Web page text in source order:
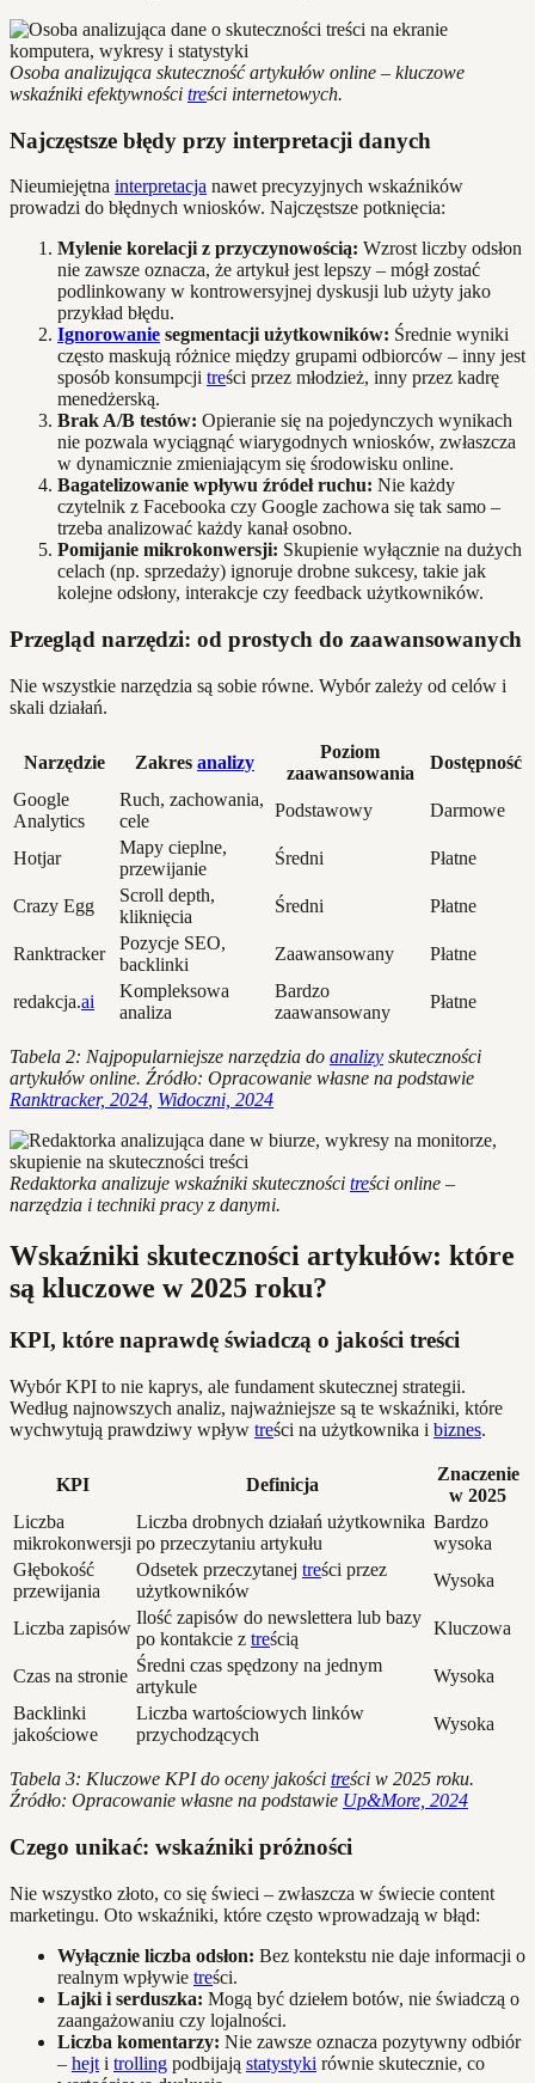
Osoba analizująca skuteczność artykułów online – kluczowe
wskaźniki efektywności treści internetowych.
Najczęstsze błędy przy interpretacji danych
Nieumiejętna interpretacja nawet precyzyjnych wskaźników
prowadzi do błędnych wniosków. Najczęstsze potknięcia:
Mylenie korelacji z przyczynowością: Wzrost liczby odsłon
nie zawsze oznacza, że artykuł jest lepszy – mógł zostać
podlinkowany w kontrowersyjnej dyskusji lub użyty jako
przykład błędu.
Ignorowanie segmentacji użytkowników: Średnie wyniki
często maskują różnice między grupami odbiorców – inny jest
sposób konsumpcji treści przez młodzież, inny przez kadrę
menedżerską.
Brak A/B testów: Opieranie się na pojedynczych wynikach
nie pozwala wyciągnąć wiarygodnych wniosków, zwłaszcza
w dynamicznie zmieniającym się środowisku online.
Bagatelizowanie wpływu źródeł ruchu: Nie każdy
czytelnik z Facebooka czy Google zachowa się tak samo –
trzeba analizować każdy kanał osobno.
Pomijanie mikrokonwersji: Skupienie wyłącznie na dużych
celach (np. sprzedaży) ignoruje drobne sukcesy, takie jak
kolejne odsłony, interakcje czy feedback użytkowników.
Przegląd narzędzi: od prostych do zaawansowanych
Nie wszystkie narzędzia są sobie równe. Wybór zależy od celów i
skali działań.
Narzędzie Zakres analizy
Poziom
zaawansowania
Dostępność
Google
Analytics
Ruch, zachowania,
cele
Podstawowy Darmowe
Hotjar
Mapy cieplne,
przewijanie
Średni Płatne
Crazy Egg
Scroll depth,
kliknięcia
Średni Płatne
Ranktracker
Pozycje SEO,
backlinki
Zaawansowany Płatne
redakcja.ai
Kompleksowa
analiza
Bardzo
zaawansowany
Płatne
Tabela 2: Najpopularniejsze narzędzia do analizy skuteczności
artykułów online. Źródło: Opracowanie własne na podstawie
Ranktracker, 2024 Widoczni, 2024
Redaktorka analizuje wskaźniki skuteczności treści online –
narzędzia i techniki pracy z danymi.
Wskaźniki skuteczności artykułów: które
są kluczowe w 2025 roku?
KPI, które naprawdę świadczą o jakości treści
Wybór KPI to nie kaprys, ale fundament skutecznej strategii.
Według najnowszych analiz, najważniejsze są te wskaźniki, które
wychwytują prawdziwy wpływ treści na użytkownika i biznes.
KPI Definicja
Znaczenie
w 2025
Liczba
mikrokonwersji
Liczba drobnych działań użytkownika
po przeczytaniu artykułu
Bardzo
wysoka
Głębokość
przewijania
Odsetek przeczytanej treści przez
użytkowników
Wysoka
Liczba zapisów
Ilość zapisów do newslettera lub bazy
po kontakcie z treścią
Kluczowa
Czas na stronie
Średni czas spędzony na jednym
artykule
Wysoka
Backlinki
jakościowe
Liczba wartościowych linków
przychodzących
Wysoka
Tabela 3: Kluczowe KPI do oceny jakości treści w 2025 roku.
Źródło: Opracowanie własne na podstawie Up&More, 2024
Czego unikać: wskaźniki próżności
Nie wszystko złoto, co się świeci – zwłaszcza w świecie content
marketingu. Oto wskaźniki, które często wprowadzają w błąd:
Wyłącznie liczba odsłon: Bez kontekstu nie daje informacji o
realnym wpływie treści.
Lajki i serduszka: Mogą być dziełem botów, nie świadczą o
zaangażowaniu czy lojalności.
Liczba komentarzy: Nie zawsze oznacza pozytywny odbiór
– hejt i trolling podbijają statystyki równie skutecznie, co